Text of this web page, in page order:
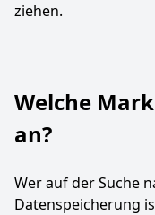
ziehen.
Welche
an?
Wer auf der Suche
Datenspeicherung